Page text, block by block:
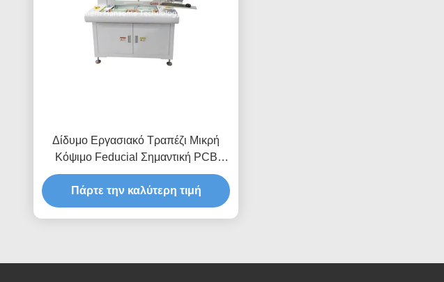
Δίδυμο Εργασιακό Τραπέζι Μικρή
Κόψιμο Feducial Σημαντική PCB
Depaneling Router Μηχανή
Πάρτε την καλύτερη τιμή